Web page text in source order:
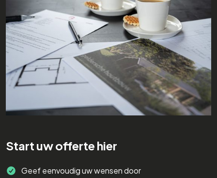
Start uw offerte hier
Geef eenvoudig uw wensen door